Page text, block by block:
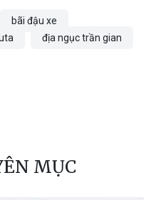
bãi đậu xe
địa ngục trần gian
MỤC